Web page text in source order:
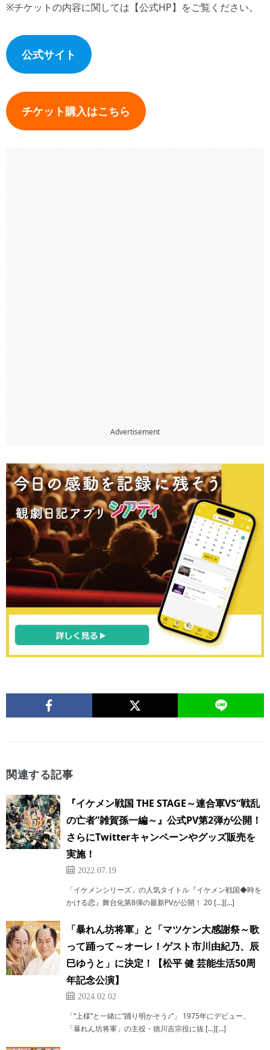
※チケットの内容に関しては【公式HP】をご覧ください。
公式サイト
チケット購入はこちら
Advertisement
関連する記事
『イケメン戦国 THE STAGE～連合軍VS“戦乱
の亡者”雑賀孫一編～』公式PV第2弾が公開！
さらにTwitterキャンペーンやグッズ販売を
実施！
2022.07.19
「イケメンシリーズ」の人気タイトル『イケメン戦国◆時を
かける恋』舞台化第8弾の最新PVが公開！ 20 […][…]
「暴れん坊将軍」と「マツケン大感謝祭～歌
って踊って～オーレ！ゲスト市川由紀乃、辰
巳ゆうと」に決定！【松平 健 芸能生活50周
年記念公演】
2024.02.02
「“上様”と一緒に“踊り明かそう♪”」 1975年にデビュー、
「暴れん坊将軍」の主役・徳川吉宗役に抜 […][…]